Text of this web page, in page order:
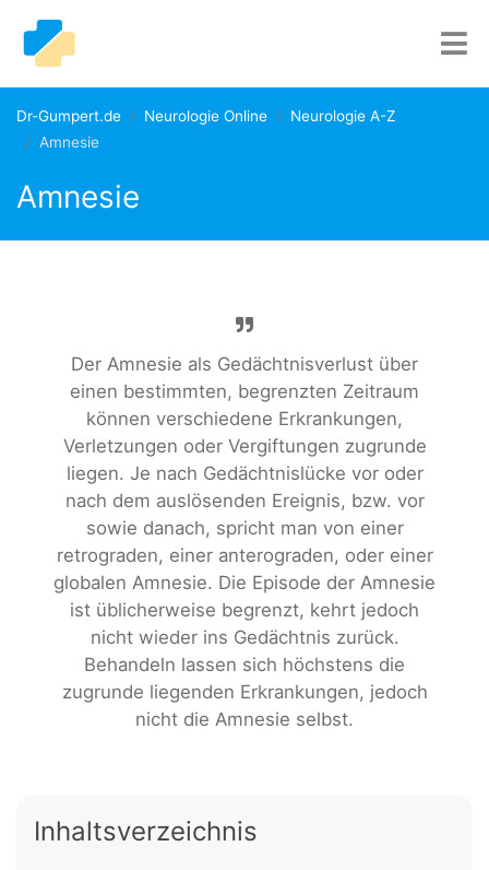
Dr-Gumpert.de Neurologie Online
Neurologie A-Z
Amnesie
Amnesie
Der Amnesie als Gedächtnisverlust über
einen bestimmten, begrenzten Zeitraum
können verschiedene Erkrankungen,
Verletzungen oder Vergiftungen zugrunde
liegen. Je nach Gedächtnislücke vor oder
nach dem auslösenden Ereignis, bzw. vor
sowie danach, spricht man von einer
retrograden, einer anterograden, oder einer
globalen Amnesie. Die Episode der Amnesie
ist üblicherweise begrenzt, kehrt jedoch
nicht wieder ins Gedächtnis zurück.
Behandeln lassen sich höchstens die
zugrunde liegenden Erkrankungen, jedoch
nicht die Amnesie selbst.
Inhaltsverzeichnis